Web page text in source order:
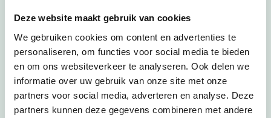
Deze website maakt gebruik van cookies
We gebruiken cookies om content en advertenties te
personaliseren, om functies voor social media te bieden
en om ons websiteverkeer te analyseren. Ook delen we
informatie over uw gebruik van onze site met onze
partners voor social media, adverteren en analyse. Deze
partners kunnen deze gegevens combineren met andere